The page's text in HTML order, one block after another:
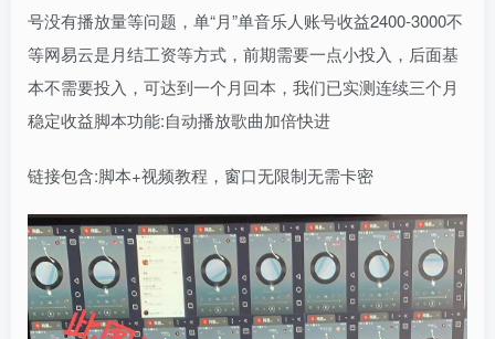
号没有播放量等问题，单“月”单音乐人账号收益2400-3000不
等网易云是月结工资等方式，前期需要一点小投入，后面基
本不需要投入，可达到一个月回本，我们已实测连续三个月
稳定收益脚本功能:自动播放歌曲加倍快进
链接包含:脚本+视频教程，窗口无限制无需卡密